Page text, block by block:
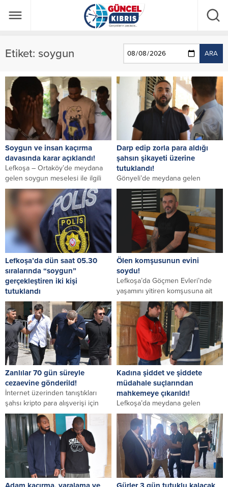
Etiket: soygun ARA
Soygun ve insan kaçırma
davasında karar açıklandı!
Lefkoşa – Ortaköy’de meydana
gelen soygun meselesi ile ilgili
olarak yargılanan Peter Ajibola
Olayori, Isaac...
Darp edip zorla para aldığı
şahsın şikayeti üzerine
tutuklandı!
Gönyeli’de meydana gelen
“soygun, şiddet kullanma tehditti
ve ciddi darp” suçlarından
tutuklanan Serkan Doğan
bugün ...
Lefkoşa’da dün saat 05.30
sıralarında “soygun”
gerçekleştiren iki kişi
tutuklandı
Lefkoşa’da dün saat 05.30
sıralarında “soygun”
gerçekleştiren iki kişi tutuklandı.
Polis Basın Subaylığı’ndan verilen
bilgiye...
Ölen komşusunun evini
soydu!
Lefkoşa’da Göçmen Evleri’nde
yaşamını yitiren komşusuna ait
eve girip, hırsızlık yapan Hasan
Tatlıyay tutuklanarak bugün...
Zanlılar 70 gün süreyle
cezaevine gönderild!
İnternet üzerinden tanıştıkları
şahsı kripto para alışverişi için
evlerine çağırıp, ellerini ve
ayaklarını bağladıktan sonra...
Kadına şiddet ve şiddete
müdahale suçlarından
mahkemeye çıkarıldı!
Lefkoşa’da meydana gelen
‘soygun, geceleyin ev açma, kastı
hasar, koruma emrine riayetsizlik,
mülke tecavüz, sarhoşluk,...